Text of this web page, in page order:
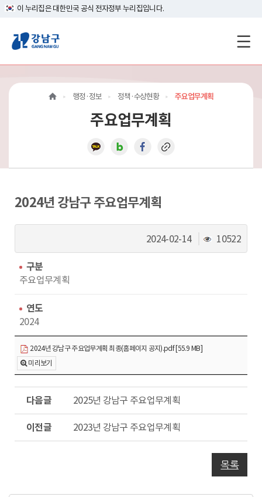
이 누리집은 대한민국 공식 전자정부 누리집입니다.
강
남
구
메
인
이
동
행정·정보 정책·수상현황 주요업무계획
주요업무계획
2024년 강남구 주요업무계획
2024-02-14
조
회
10522
구분
주요업무계획
연도
2024
2024년 강남구 주요업무계획 최종(홈페이지 공지).pdf [55.9 MB]
미리보기
글
2025년 강남구 주요업무계획
글
2023년 강남구 주요업무계획
목록